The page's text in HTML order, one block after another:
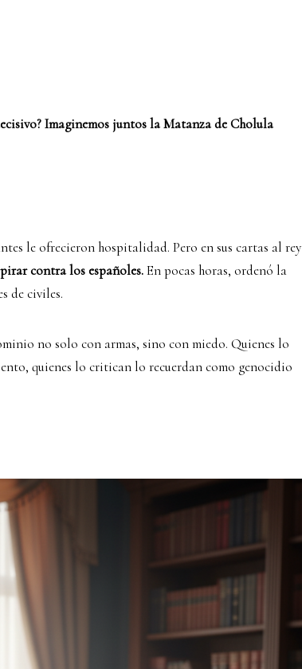
Imaginemos juntos la Matanza de Cholula
le ofrecieron hospitalidad. Pero en sus cartas al rey
contra los españoles.En pocas horas, ordenó la
de civiles.
no solo con armas, sino con miedo. Quienes lo
quienes lo critican lo recuerdan como genocidio